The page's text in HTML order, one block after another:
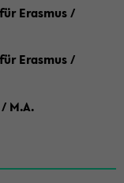
Erasmus /
Erasmus /
M.A.